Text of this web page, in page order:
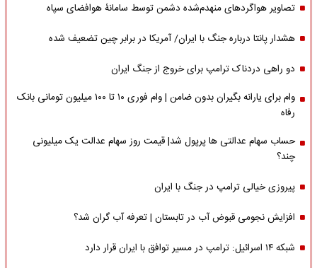
تصاویر هواگردهای منهدم‌شده دشمن توسط سامانۀ هوافضای سپاه
هشدار پانتا درباره جنگ با ایران/ آمریکا در برابر چین تضعیف شده
دو راهی دردناک ترامپ برای خروج از جنگ ایران
وام برای یارانه بگیران بدون ضامن | وام فوری ۱۰ تا ۱۰۰ میلیون تومانی بانک
رفاه
حساب سهام عدالتی ها پرپول شد| قیمت روز سهام عدالت یک میلیونی
چند؟
پیروزی خیالی ترامپ در جنگ با ایران
افزایش نجومی قبوض آب در تابستان | تعرفه آب گران شد؟
شبکه ۱۴ اسرائیل: ترامپ در مسیر توافق با ایران قرار دارد